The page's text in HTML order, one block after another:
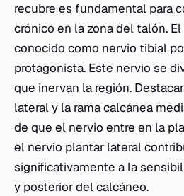
recubre es fundamental para
crónico en la zona del talón.
conocido como nervio tibial
protagonista. Este nervio se
que inervan la región.
lateral y la rama calcánea
de que el nervio entre en la
el nervio plantar lateral
significativamente a la
y posterior del calcáneo.